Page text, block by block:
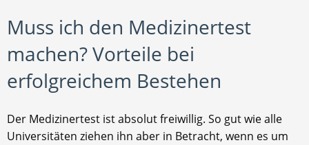
Muss ich den Medizinertest
machen? Vorteile bei
erfolgreichem Bestehen
Der Medizinertest ist absolut freiwillig. So gut wie alle
Universitäten ziehen ihn aber in Betracht, wenn es um